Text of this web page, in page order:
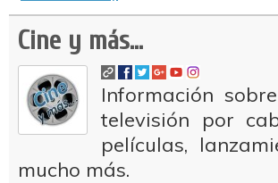
Cine y más...
Información
televisión por
películas,
mucho más.